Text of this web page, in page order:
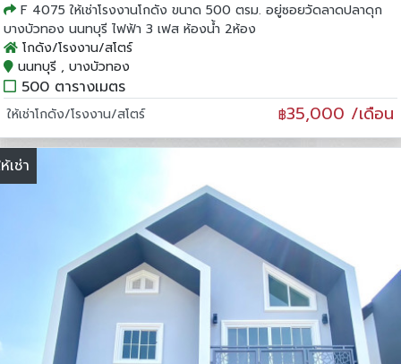
F 4075 ให้เช่าโรงงานโกดัง ขนาด 500 ตรม. อยู่ซอยวัดลาดปลาดุก
บางบัวทอง นนทบุรี ไฟฟ้า 3 เฟส ห้องน้ำ 2ห้อง
โกดัง/โรงงาน/สโตร์
นนทบุรี , บางบัวทอง
500 ตารางเมตร
ให้เช่าโกดัง/โรงงาน/สโตร์ ฿35,000 /เดือน
เช่า